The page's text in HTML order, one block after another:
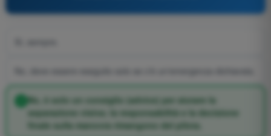
No, è solo un consiglio (advice) per aiutare la
separazione visiva; la responsabilità e la decisione
finale sulla manovra rimangono del pilota.